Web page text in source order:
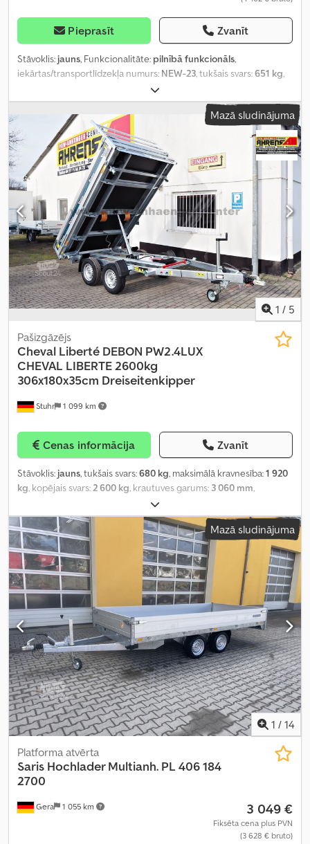
Pieprasīt Zvanīt
Stāvoklis: jauns, Funkcionalitāte: pilnībā funkcionāls,
iekārtas/transportlīdzekļa numurs: NEW-23 , tukšais svars:651 kg
, kopējais svars:
konfigurācija:2 asis, krautuves garums:4 060 mm, iekraušanas
vietas platums:
2 040 mm, iekraušanas telpas augstums:300 mm,
piekares sistēma:cits, riepas izmērs:
, maksimālais
ātrums:100 km/h, krāsa:sudraba, piekabes bremze:
bremzēta
piekabe
, Ražošanas gads:2026, bremzes:cits,
Mazā sludinājuma
1 / 5
Stuhr 1 099 km
Pašizgāzējs
Cheval Liberté DEBON PW2.4LUX
CHEVAL LIBERTE 2600kg
306x180x35cm Dreiseitenkipper
Cenas informācija Zvanīt
Stāvoklis: jauns, tukšais svars:680 kg, maksimālā kravnesība:1 920
kg, kopējais svars:2 600 kg, krautuves garums: 3 060 mm,
1 800 mm
augstums:350 mm, riepas izmērs:165r13c,
Mazā sludinājuma
1 / 14
Gera 1 055 km
Platforma atvērta
Saris Hochlader Multianh. PL 406 184
2700
3 049 €
Fiksēta cena plus PVN
(3 628 € bruto)